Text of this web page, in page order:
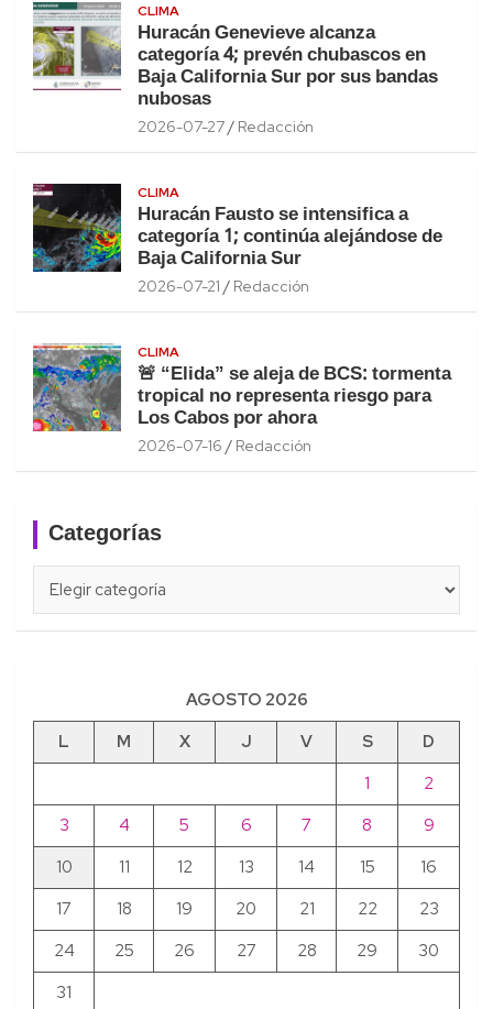
CLIMA
Huracán Genevieve alcanza
categoría 4; prevén chubascos en
Baja California Sur por sus bandas
nubosas
2026-07-27 Redacción
CLIMA
Huracán Fausto se intensifica a
categoría 1; continúa alejándose de
Baja California Sur
2026-07-21 Redacción
CLIMA
🚨 “Elida” se aleja de BCS: tormenta
tropical no representa riesgo para
Los Cabos por ahora
2026-07-16 Redacción
Categorías
AGOSTO 2026
L
M X J V S
D
1
2
3
4 5 6 7 8
9
10
11 12 13 14 15
16
17
18 19 20 21 22
23
24
25 26 27 28 29
30
31